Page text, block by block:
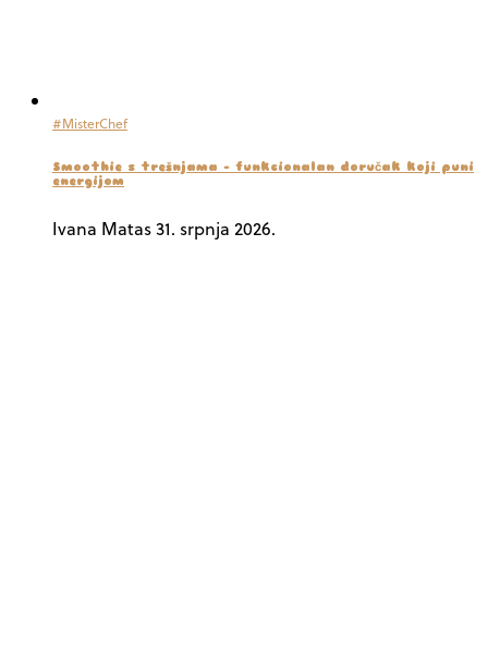
#MisterChef
Smoothie s trešnjama – funkcionalan doručak koji puni
energijom
Ivana Matas31. srpnja 2026.